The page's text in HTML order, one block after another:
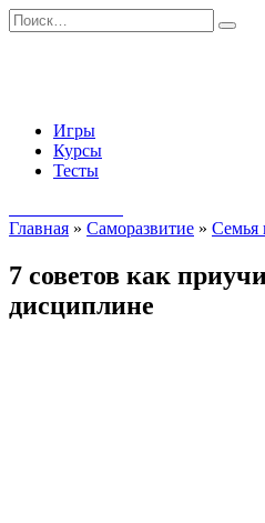
Перейти
к
Search
for:
Игры
Курсы
Тесты
Главная » Саморазвитие » Семья
7 советов как
дисциплине